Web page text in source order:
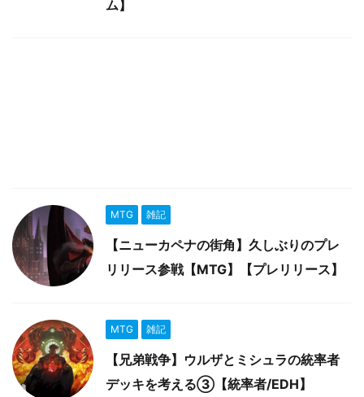
ム】
MTG 雑記
【ニューカペナの街角】久しぶりのプレ
リリース参戦【MTG】【プレリリース】
MTG 雑記
【兄弟戦争】ウルザとミシュラの統率者
デッキを考える③【統率者/EDH】